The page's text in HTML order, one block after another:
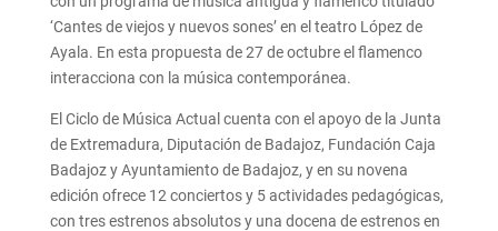
‘Cantes de viejos y nuevos sones’ en el teatro López de
Ayala. En esta propuesta de 27 de octubre el flamenco
interacciona con la música contemporánea.
El Ciclo de Música Actual cuenta con el apoyo de la Junta
de Extremadura, Diputación de Badajoz, Fundación Caja
Badajoz y Ayuntamiento de Badajoz, y en su novena
edición ofrece 12 conciertos y 5 actividades pedagógicas,
con tres estrenos absolutos y una docena de estrenos en